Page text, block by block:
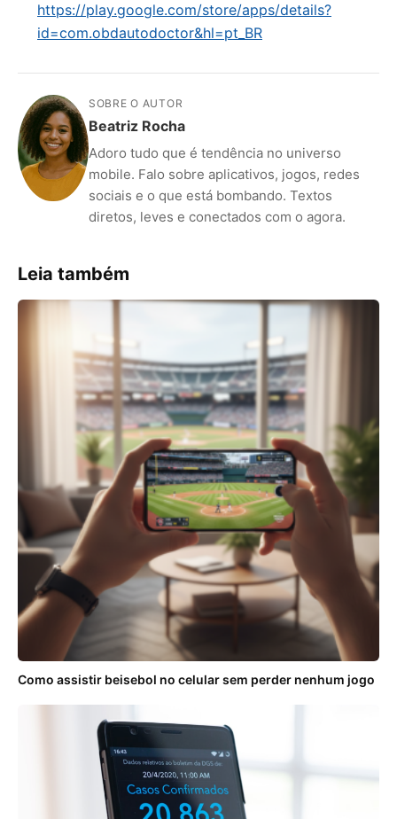
https://play.google.com/store/apps/details?
id=com.obdautodoctor&hl=pt_BR
SOBRE O AUTOR
Beatriz Rocha
Adoro tudo que é tendência no universo
mobile. Falo sobre aplicativos, jogos, redes
sociais e o que está bombando. Textos
diretos, leves e conectados com o agora.
Leia também
Como assistir beisebol no celular sem perder nenhum jogo